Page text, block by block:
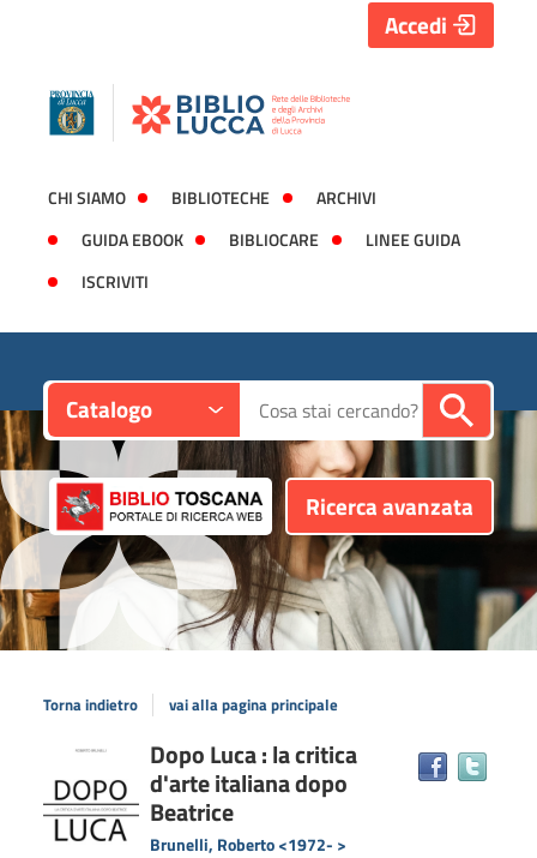
CHI SIAMO BIBLIOTECHE
ARCHIVI
GUIDA EBOOK
BIBLIOCARE
LINEE GUIDA
ISCRIVITI
Accedi
Catalogo Cerca su "Catalogo"
Ricerca avanzata
Torna indietro vai alla pagina principale
Dettaglio
del
documento
Dopo Luca : la critica
d'arte italiana dopo
Beatrice
Brunelli, Roberto <1972- >